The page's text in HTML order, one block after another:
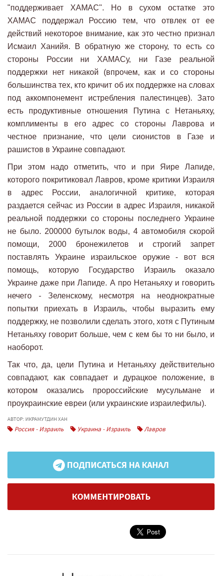
"поддерживает ХАМАС". Но в сухом остатке это
ХАМАС поддержал Россию тем, что отвлек от ее
действий некоторое внимание, как это честно признал
Исмаил Ханийя. В обратную же сторону, то есть со
стороны России ни ХАМАСу, ни Газе реальной
поддержки нет никакой (впрочем, как и со стороны
большинства тех, кто кричит об их поддержке на словах
под аккомпонемент истребления палестинцев). Зато
есть продуктивные отношения Путина с Нетаньяху,
комплименты в его адрес со стороны Лаврова и
честное признание, что цели сионистов в Газе и
рашистов в Украине совпадают.
При этом надо отметить, что и при Яире Лапиде,
которого покритиковал Лавров, кроме критики Израиля
в адрес России, аналогичной критике, которая
раздается сейчас из России в адрес Израиля, никакой
реальной поддержки со стороны последнего Украине
не было. 200000 бутылок воды, 4 автомобиля скорой
помощи, 2000 бронежилетов и строгий запрет
поставлять Украине израильское оружие - вот вся
помощь, которую Государство Израиль оказало
Украине даже при Лапиде. А про Нетаньяху и говорить
нечего - Зеленскому, несмотря на неоднократные
попытки приехать в Израиль, чтобы выразить ему
поддержку, не позволили сделать этого, хотя с Путиным
Нетаньяху говорит больше, чем с кем бы то ни было, и
наоборот.
Так что, да, цели Путина и Нетаньяху действительно
совпадают, как совпадает и дурацкое положение, в
котором оказались пророссийские мусульмане и
проукраинские евреи (или украинские израилефилы).
АВТОР: ИКРАМУТДИН ХАН
Россия - Израиль Украина - Израиль Лавров
ПОДПИСАТЬСЯ НА КАНАЛ
КОММЕНТИРОВАТЬ